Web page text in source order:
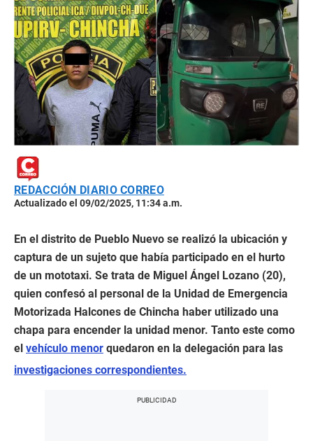
REDACCIÓN DIARIO CORREO
Actualizado el 09/02/2025, 11:34 a.m.
En el distrito de Pueblo Nuevo se realizó la ubicación y
captura de un sujeto que había participado en el hurto
de un mototaxi. Se trata de Miguel Ángel Lozano (20),
quien confesó al personal de la Unidad de Emergencia
Motorizada Halcones de Chincha haber utilizado una
chapa para encender la unidad menor. Tanto este como
el vehículo menor quedaron en la delegación para las
investigaciones correspondientes.